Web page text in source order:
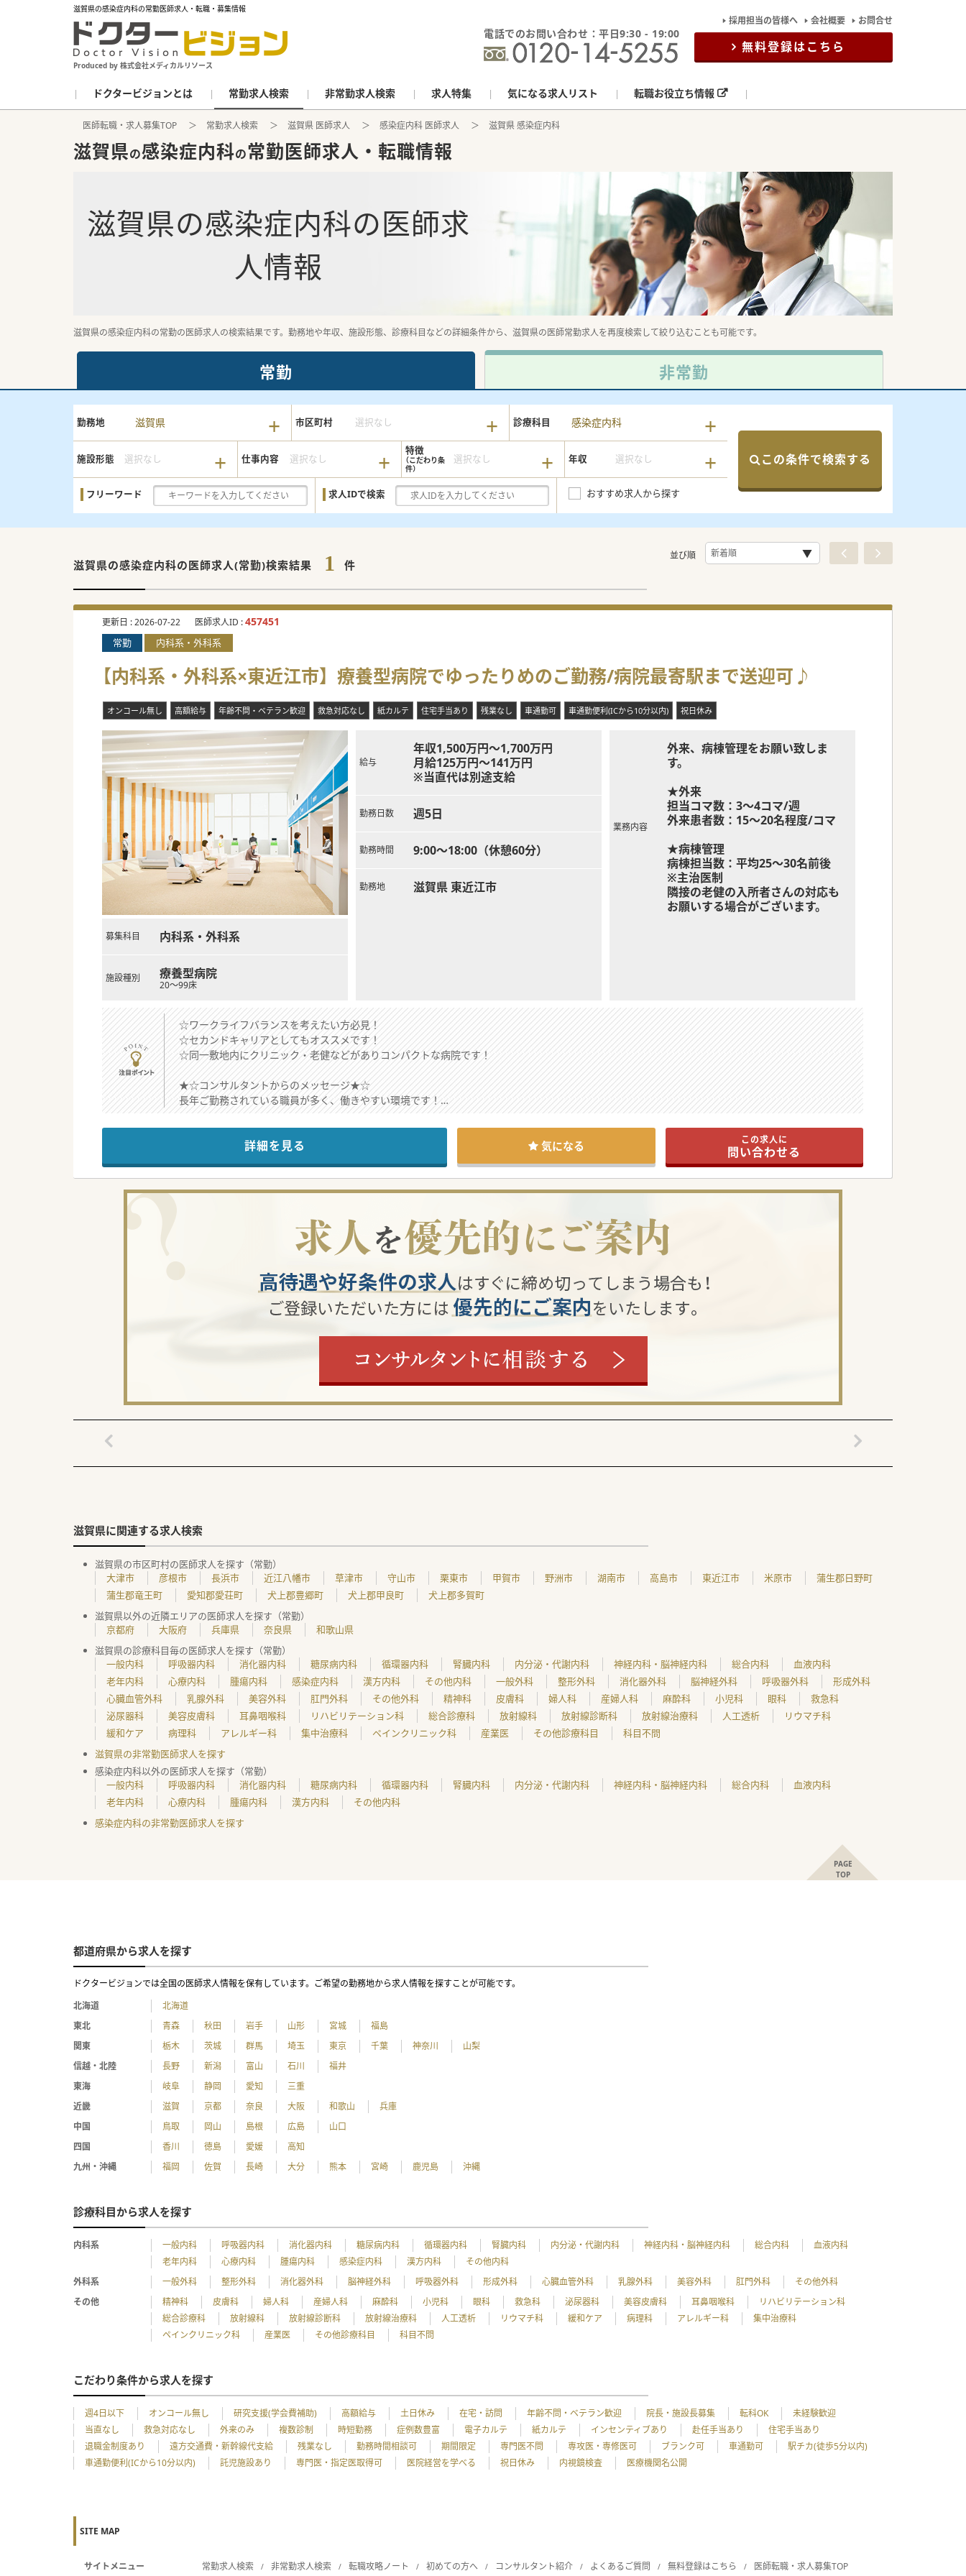
滋賀県の感染症内科の常勤医師求人・転職・募集情報
Produced by 株式会社メディカルリソース
電話でのお問い合わせ：平日9:30 - 19:00
採用担当の皆様へ 会社概要 お問合せ
無料登録はこちら
ドクタービジョンとは 常勤求人検索 非常勤求人検索 求人特集 気になる求人リスト 転職お役立ち情報
医師転職・求人募集TOP 常勤求人検索 滋賀県 医師求人 感染症内科 医師求人 滋賀県 感染症内科
滋賀県の感染症内科の常勤医師求人・転職情報
滋賀県の感染症内科の医師求
人情報
滋賀県の感染症内科の常勤の医師求人の検索結果です。勤務地や年収、施設形態、診療科目などの詳細条件から、滋賀県の医師常勤求人を再度検索して絞り込むことも可能です。
常勤 非常勤
勤務地 滋賀県 市区町村 選択なし 診療科目 感染症内科
施設形態 選択なし 仕事内容 選択なし
特徴
選択なし 年収 選択なし
フリーワード 求人IDで検索 おすすめ求人から探す
この条件で検索する
滋賀県の感染症内科の医師求人(常勤)検索結果 1 件
並び順
更新日 :2026-07-22 医師求人ID :457451
常勤 内科系・外科系
【内科系・外科系×東近江市】療養型病院でゆったりめのご勤務/病院最寄駅まで送迎可♪
オンコール無し 高額給与 年齢不問・ベテラン歓迎 救急対応なし 紙カルテ 住宅手当あり 残業なし 車通勤可 車通勤便利(ICから10分以内) 祝日休み
募集科目 内科系・外科系
施設種別 療養型病院
20～99床
給与
年収1,500万円～1,700万円
月給125万円～141万円
※当直代は別途支給
勤務日数 週5日
勤務時間 9:00～18:00（休憩60分）
勤務地 滋賀県 東近江市
業務内容
外来、病棟管理をお願い致しま
す。
★外来
担当コマ数：3～4コマ/週
外来患者数：15～20名程度/コマ
★病棟管理
病棟担当数：平均25～30名前後
※主治医制
隣接の老健の入所者さんの対応も
お願いする場合がございます。
☆ワークライフバランスを考えたい方必見！
☆セカンドキャリアとしてもオススメです！
☆同一敷地内にクリニック・老健などがありコンパクトな病院です！
★☆コンサルタントからのメッセージ★☆
長年ご勤務されている職員が多く、働きやすい環境です！
また、クリニックや老健が同一敷地内にあり、患者さんとの関わりも長く続けることが可能です。
病院から最寄り駅まで送迎も可能なので通勤もしやすいです！
#秋入職可
詳細を見る 気になる この求人に
問い合わせる
滋賀県に関連する求人検索
滋賀県の市区町村の医師求人を探す（常勤）
大津市
彦根市 長浜市 近江八幡市 草津市 守山市 栗東市 甲賀市 野洲市 湖南市 高島市 東近江市 米原市
蒲生郡日野町
蒲生郡竜王町
愛知郡愛荘町 犬上郡豊郷町 犬上郡甲良町
犬上郡多賀町
滋賀県以外の近隣エリアの医師求人を探す（常勤）
京都府
大阪府 兵庫県 奈良県
和歌山県
滋賀県の診療科目毎の医師求人を探す（常勤）
一般内科
呼吸器内科 消化器内科 糖尿病内科 循環器内科 腎臓内科 内分泌・代謝内科 神経内科・脳神経内科 総合内科
血液内科
老年内科
心療内科 腫瘍内科 感染症内科 漢方内科 その他内科 一般外科 整形外科 消化器外科 脳神経外科 呼吸器外科
形成外科
心臓血管外科
乳腺外科 美容外科 肛門外科 その他外科 精神科 皮膚科 婦人科 産婦人科 麻酔科 小児科 眼科
救急科
泌尿器科
美容皮膚科 耳鼻咽喉科 リハビリテーション科 総合診療科 放射線科 放射線診断科 放射線治療科 人工透析
リウマチ科
緩和ケア
病理科 アレルギー科 集中治療科 ペインクリニック科 産業医 その他診療科目
科目不問
滋賀県の非常勤医師求人を探す
感染症内科以外の医師求人を探す（常勤）
一般内科
呼吸器内科 消化器内科 糖尿病内科 循環器内科 腎臓内科 内分泌・代謝内科 神経内科・脳神経内科 総合内科
血液内科
老年内科
心療内科 腫瘍内科 漢方内科
その他内科
感染症内科の非常勤医師求人を探す
PAGE
TOP
都道府県から求人を探す
ドクタービジョンでは全国の医師求人情報を保有しています。ご希望の勤務地から求人情報を探すことが可能です。
北海道
北海道
東北
青森 秋田 岩手 山形 宮城
福島
関東
栃木 茨城 群馬 埼玉 東京 千葉 神奈川
山梨
信越・北陸
長野 新潟 富山 石川
福井
東海
岐阜 静岡 愛知
三重
近畿
滋賀 京都 奈良 大阪 和歌山
兵庫
中国
鳥取 岡山 島根 広島
山口
四国
香川 徳島 愛媛
高知
九州・沖縄
福岡 佐賀 長崎 大分 熊本 宮崎 鹿児島 沖縄
診療科目から求人を探す
内科系 一般内科 呼吸器内科 消化器内科 糖尿病内科 循環器内科 腎臓内科 内分泌・代謝内科 神経内科・脳神経内科 総合内科
血液内科
老年内科
心療内科 腫瘍内科 感染症内科 漢方内科
その他内科
外科系
一般外科 整形外科 消化器外科 脳神経外科 呼吸器外科 形成外科 心臓血管外科 乳腺外科 美容外科 肛門外科
その他外科
その他
精神科 皮膚科 婦人科 産婦人科 麻酔科 小児科 眼科 救急科 泌尿器科 美容皮膚科 耳鼻咽喉科
リハビリテーション科
総合診療科
放射線科 放射線診断科 放射線治療科 人工透析 リウマチ科 緩和ケア 病理科 アレルギー科
集中治療科
ペインクリニック科
産業医 その他診療科目 科目不問
こだわり条件から求人を探す
週4日以下 オンコール無し 研究支援(学会費補助) 高額給与 土日休み 在宅・訪問 年齢不問・ベテラン歓迎 院長・施設長募集 転科OK
未経験歓迎
当直なし
救急対応なし 外来のみ 複数診制 時短勤務 症例数豊富 電子カルテ 紙カルテ インセンティブあり 赴任手当あり
住宅手当あり
退職金制度あり
遠方交通費・新幹線代支給 残業なし 勤務時間相談可 期間限定 専門医不問 専攻医・専修医可 ブランク可 車通勤可
駅チカ(徒歩5分以内)
車通勤便利(ICから10分以内)
託児施設あり 専門医・指定医取得可 医院経営を学べる 祝日休み 内視鏡検査 医療機関名公開
SITE MAP
サイトメニュー 常勤求人検索 非常勤求人検索 転職攻略ノート 初めての方へ コンサルタント紹介 よくあるご質問 無料登録はこちら 医師転職・求人募集TOP